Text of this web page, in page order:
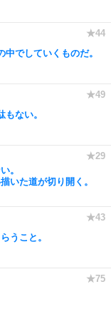
でしていくものだ。
ない。
。
いた道が切り開く。
うこと。